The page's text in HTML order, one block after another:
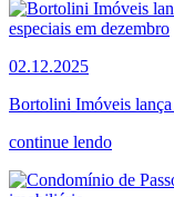
02.12.2025
Bortolini Imóveis lança
continue lendo